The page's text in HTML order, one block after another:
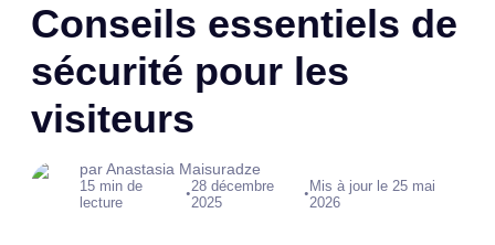
Conseils essentiels de
sécurité pour les
visiteurs
par Anastasia Maisuradze
15 min de
lecture
•28 décembre
2025
• Mis à jour le 25 mai
2026